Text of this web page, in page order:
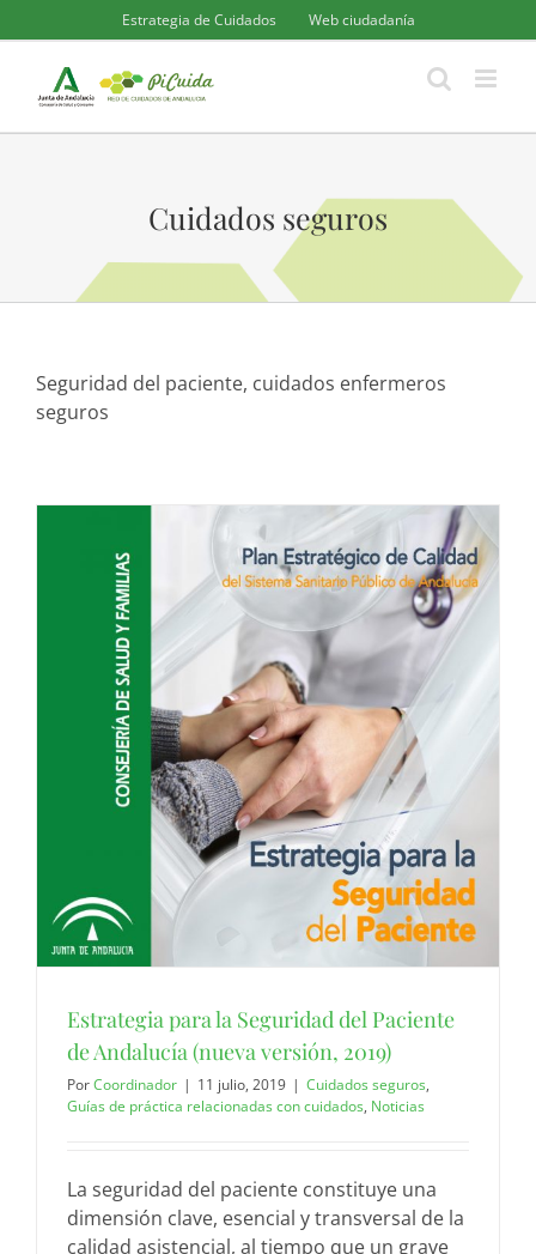
al
contenido
Estrategia de Cuidados Web ciudadanía
Cuidados seguros
Seguridad del paciente, cuidados enfermeros
seguros
Estrategia para la Seguridad del Paciente
de Andalucía (nueva versión, 2019)
PorCoordinador | 11 julio, 2019 | Cuidados seguros,
Guías de práctica relacionadas con cuidados, Noticias
La seguridad del paciente constituye una
dimensión clave, esencial y transversal de la
calidad asistencial, al tiempo que un grave